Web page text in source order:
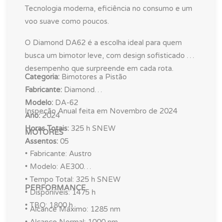
upgraded to GWX8000)
• Garmin Synthetic Vision Technology (SVT)
Tecnologia moderna, eficiência no consumo e um
voo suave como poucos.
O Diamond DA62 é a escolha ideal para quem
busca um bimotor leve, com design sofisticado e
desempenho que surpreende em cada rota.
Categoria: Bimotores a Pistão
Fabricante: Diamond
Modelo: DA-62
Ano:2024
Horas Totais: 325 h SNEW
Assentos: 05
Inspeção Anual feita em Novembro de 2024
MOTORES
• Fabricante: Austro
• Modelo: AE300
• Tempo Total: 325 h SNEW
• Disponíveis: 1475 h
• TBO: 1800 h
PERFORMANCE
• Alcance Máximo: 1285 nm